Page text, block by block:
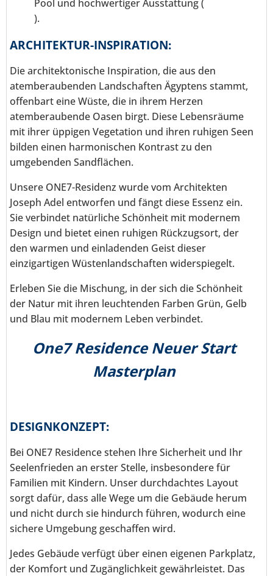
Pool und hochwertiger Ausstattung (
).
ARCHITEKTUR-INSPIRATION:
Die architektonische Inspiration, die aus den
atemberaubenden Landschaften Ägyptens stammt,
offenbart eine Wüste, die in ihrem Herzen
atemberaubende Oasen birgt. Diese Lebensräume
mit ihrer üppigen Vegetation und ihren ruhigen Seen
bilden einen harmonischen Kontrast zu den
umgebenden Sandflächen.
Unsere ONE7-Residenz wurde vom Architekten
Joseph Adel entworfen und fängt diese Essenz ein.
Sie verbindet natürliche Schönheit mit modernem
Design und bietet einen ruhigen Rückzugsort, der
den warmen und einladenden Geist dieser
einzigartigen Wüstenlandschaften widerspiegelt.
Erleben Sie die Mischung, in der sich die Schönheit
der Natur mit ihren leuchtenden Farben Grün, Gelb
und Blau mit modernem Leben verbindet.
One7 Residence Neuer Start
Masterplan
DESIGNKONZEPT:
Bei ONE7 Residence stehen Ihre Sicherheit und Ihr
Seelenfrieden an erster Stelle, insbesondere für
Familien mit Kindern. Unser durchdachtes Layout
sorgt dafür, dass alle Wege um die Gebäude herum
und nicht durch sie hindurch führen, wodurch eine
sichere Umgebung geschaffen wird.
Jedes Gebäude verfügt über einen eigenen Parkplatz,
der Komfort und Zugänglichkeit gewährleistet. Das